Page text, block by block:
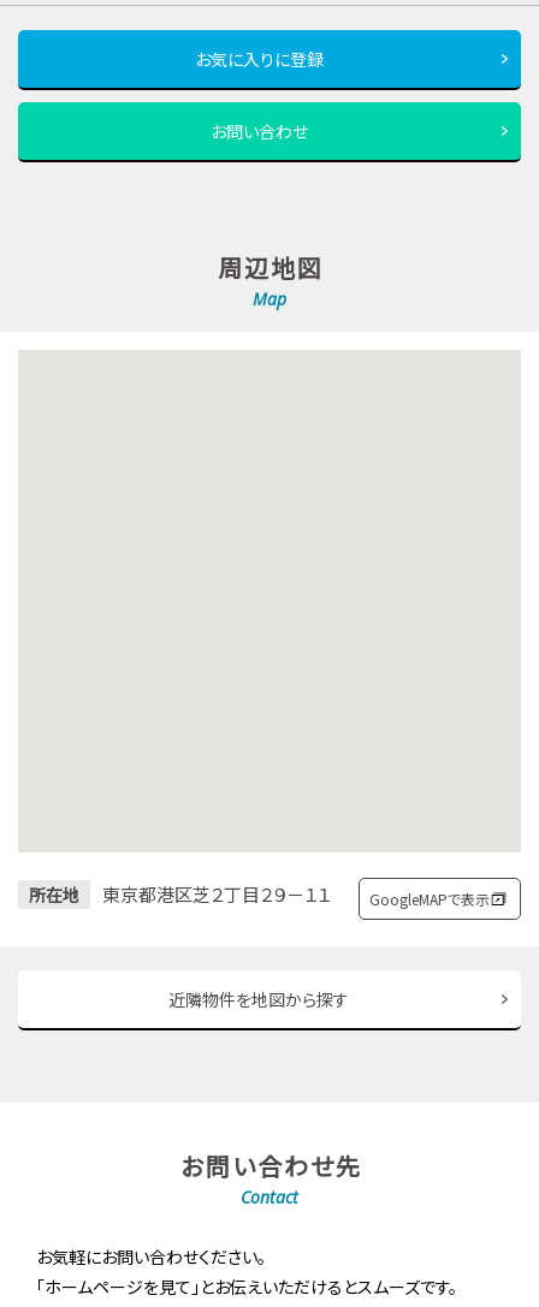
お気に入りに登録
お問い合わせ
周辺地図
Map
所在地 東京都港区芝２丁目２９－１１ GoogleMAPで表示
近隣物件を地図から探す
お問い合わせ先
Contact
お気軽にお問い合わせください。
「ホームページを見て」とお伝えいただけるとスムーズです。